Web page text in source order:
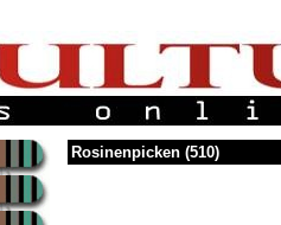
Rosinenpicken (510)